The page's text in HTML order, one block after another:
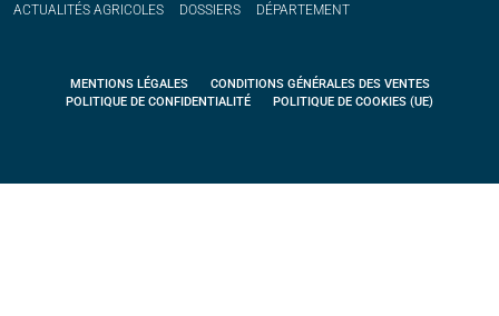
ACTUALITÉS AGRICOLES DOSSIERS DÉPARTEMENT
MENTIONS LÉGALES
CONDITIONS GÉNÉRALES DES VENTES
POLITIQUE DE CONFIDENTIALITÉ
POLITIQUE DE COOKIES (UE)